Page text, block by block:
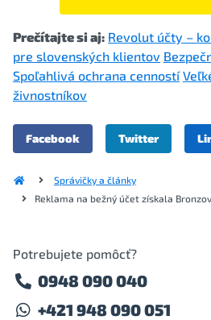
Prečítajte si aj: Revolut účty –
pre slovenských klientov
Spoľahlivá ochrana cenností
živnostníkov
Facebook Twitter
Správičky a články
Reklama na bežný účet získala
Potrebujete pomôcť?
0948 090 040
+421 948 090 051